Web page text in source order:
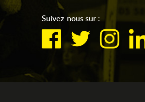
Suivez-nous sur :